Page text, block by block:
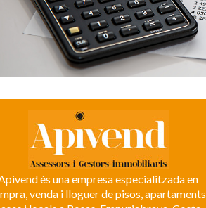
és una empresa especialitzada en
venda i lloguer de pisos, apartaments,